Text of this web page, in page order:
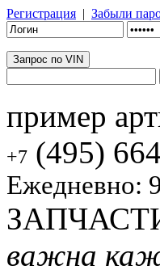
Регистрация | Забыли
Запрос по VIN
пример
+7 (495)
Ежедневно:
важна